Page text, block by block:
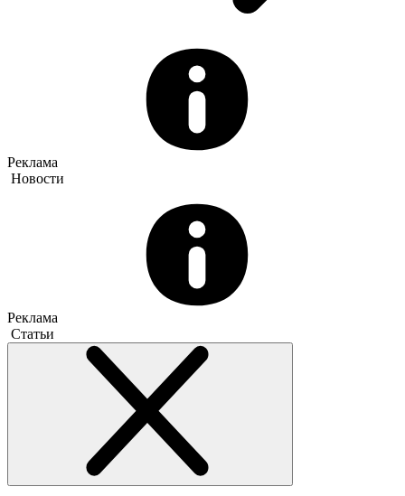
Реклама
Новости
Реклама
Статьи